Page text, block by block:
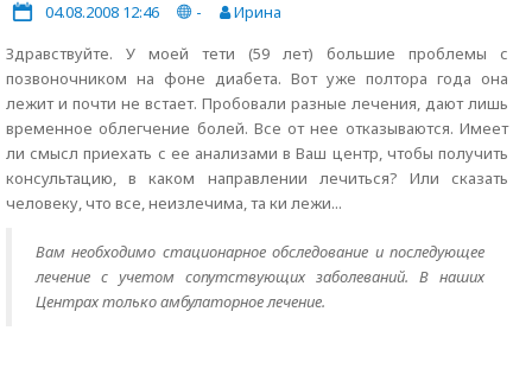
04.08.2008 12:46 -
Ирина
Здравствуйте. У моей тети (59 лет) большие проблемы с
позвоночником на фоне диабета. Вот уже полтора года она
лежит и почти не встает. Пробовали разные лечения, дают лишь
временное облегчение болей. Все от нее отказываются. Имеет
ли смысл приехать с ее анализами в Ваш центр, чтобы получить
консультацию, в каком направлении лечиться? Или сказать
человеку, что все, неизлечима, та ки лежи...
Вам необходимо стационарное обследование и последующее
лечение с учетом сопутствующих заболеваний. В наших
Центрах только амбулаторное лечение.